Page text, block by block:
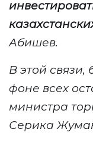
Абишев.
В этой
фоне всех
министра
Серика